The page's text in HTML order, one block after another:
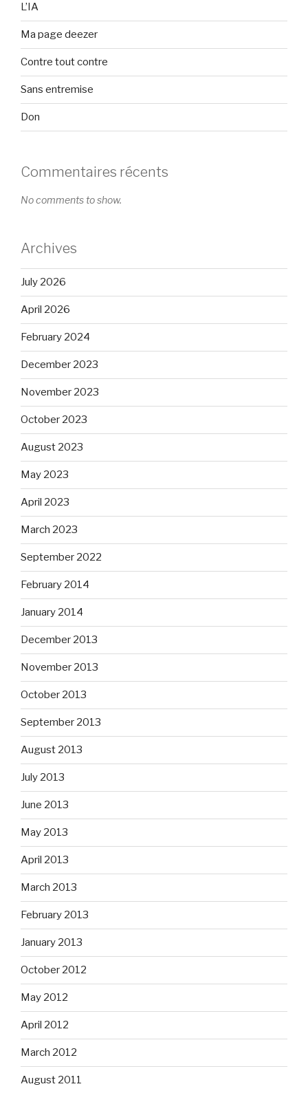
L’IA
Ma page deezer
Contre tout contre
Sans entremise
Don
Commentaires récents
No comments to show.
Archives
July 2026
April 2026
February 2024
December 2023
November 2023
October 2023
August 2023
May 2023
April 2023
March 2023
September 2022
February 2014
January 2014
December 2013
November 2013
October 2013
September 2013
August 2013
July 2013
June 2013
May 2013
April 2013
March 2013
February 2013
January 2013
October 2012
May 2012
April 2012
March 2012
August 2011